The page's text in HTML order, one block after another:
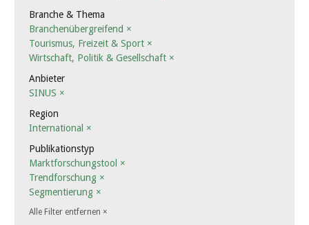
Branche & Thema
Branchenübergreifend ×
Tourismus, Freizeit & Sport ×
Wirtschaft, Politik & Gesellschaft ×
Anbieter
SINUS ×
Region
International ×
Publikationstyp
Marktforschungstool ×
Trendforschung ×
Segmentierung ×
Alle Filter entfernen ×